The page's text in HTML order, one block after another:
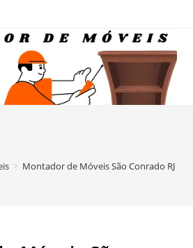
> Montador de Móveis São Conrado RJ →